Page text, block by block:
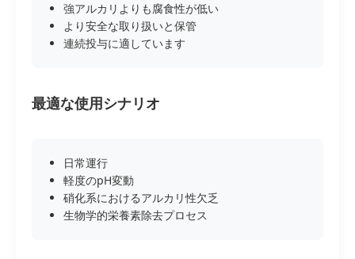
強アルカリよりも腐食性が低い
より安全な取り扱いと保管
連続投与に適しています
最適な使用シナリオ
日常運行
軽度のpH変動
硝化系におけるアルカリ性欠乏
生物学的栄養素除去プロセス